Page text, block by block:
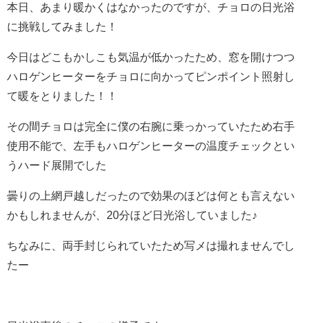
本日、あまり暖かくはなかったのですが、チョロの日光浴
に挑戦してみました！
今日はどこもかしこも気温が低かったため、窓を開けつつ
ハロゲンヒーターをチョロに向かってピンポイント照射し
て暖をとりました！！
その間チョロは完全に僕の右腕に乗っかっていたため右手
使用不能で、左手もハロゲンヒーターの温度チェックとい
うハード展開でした
曇りの上網戸越しだったので効果のほどは何とも言えない
かもしれませんが、20分ほど日光浴していました♪
ちなみに、両手封じられていたため写メは撮れませんでし
たー